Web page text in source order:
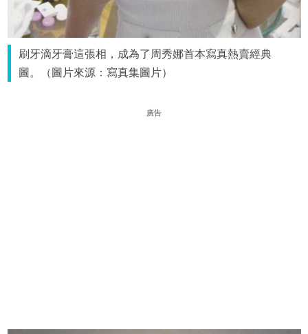
刷牙滴牙膏這張相，成為了周秀娜首本寫真熱賣經典
圖。（圖片來源：寫真集圖片）
廣告